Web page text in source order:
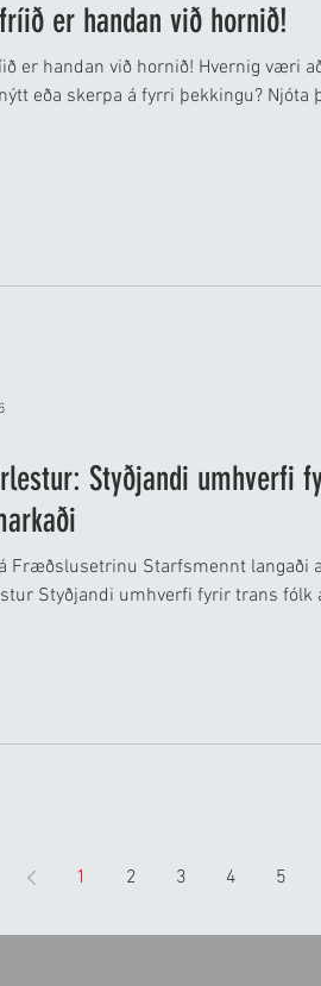
er handan við hornið!
er handan við hornið! Hvernig væri
eða skerpa á fyrri þekkingu? Njóta
Styðjandi umhverfi
Fræðslusetrinu Starfsmennt langaði
Styðjandi umhverfi fyrir trans fólk
1 2 3 4 5